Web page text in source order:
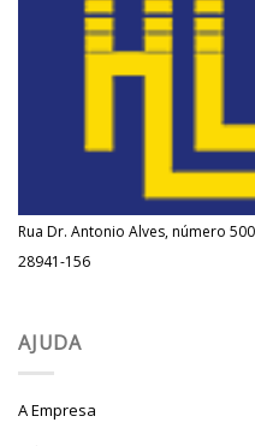
Rua Dr. Antonio Alves, número
28941-156
AJUDA
A Empresa